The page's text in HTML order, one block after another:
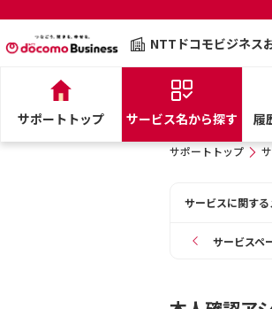
NTTドコモビジネス
サポートトップ サービス名から探す 履
サポートトップ
サービスに関す
サービスペ